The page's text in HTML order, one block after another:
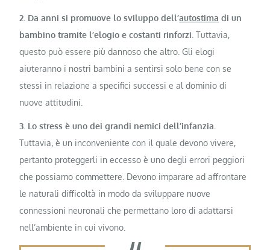
2. Da anni si promuove lo sviluppo dell’autostima di un
bambino tramite l’elogio e costanti rinforzi.Tuttavia,
questo può essere più dannoso che altro. Gli elogi
aiuteranno i nostri bambini a sentirsi solo bene con se
stessi in relazione a specifici successi e al dominio di
nuove attitudini.
3. Lo stress è uno dei grandi nemici dell’infanzia.
Tuttavia, è un inconveniente con il quale devono vivere,
pertanto proteggerli in eccesso è uno degli errori peggiori
che possiamo commettere. Devono imparare ad affrontare
le naturali difficoltà in modo da sviluppare nuove
connessioni neuronali che permettano loro di adattarsi
nell’ambiente in cui vivono.